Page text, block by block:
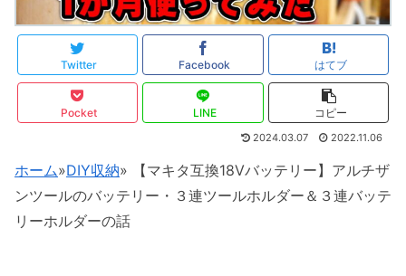
Twitter Facebook はてブ
Pocket LINE コピー
2024.03.07 2022.11.06
ホーム»DIY収納» 【マキタ互換18Vバッテリー】アルチザ
ンツールのバッテリー・３連ツールホルダー＆３連バッテ
リーホルダーの話